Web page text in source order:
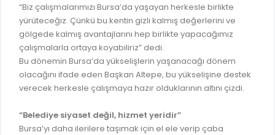
MECLİS GÜNDEMİ VE KARAR ÖZETLERİ
YAYIN / PLAN / RAPOR
STRATEJİK PLANLAR
PERFORMANS PROGRAMI
FAALİYET RAPORLARI
BURSA AKADEMİ
ÜCRETSİZ WİFİ NOKTALARI
İTFAİYE RAPORU
ONLİNE KATI ATIK BAŞVURUSU
BADEM KAYIT
“Biz çalışmalarımızı Bursa’da yaşayan herkesle birlikte
yürüteceğiz. Çünkü bu kentin gizli kalmış değerlerini ve
gölgede kalmış avantajlarını hep birlikte yapacağımız
çalışmalarla ortaya koyabiliriz” dedi.
Bu dönemin Bursa’da yükselişlerin yaşanacağı dönem
olacağını ifade eden Başkan Altepe, bu yükselişine destek
verecek herkesle çalışmaya hazır olduklarının altını çizdi.
“Belediye siyaset değil, hizmet yeridir”
Bursa’yı daha ilerilere taşımak için el ele verip çaba